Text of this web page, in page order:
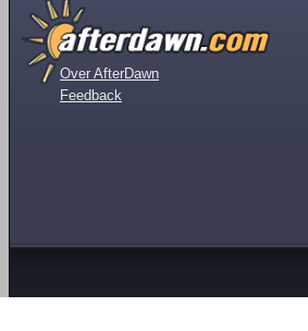
Over AfterDawn
Feedback